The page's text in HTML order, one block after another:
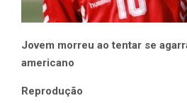
Jovem morreu ao tentar se
americano
Reprodução